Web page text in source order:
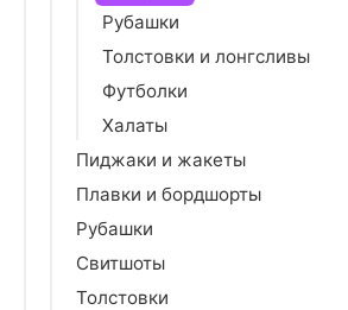
Рубашки
Толстовки и лонгсливы
Футболки
Халаты
Пиджаки и жакеты
Плавки и бордшорты
Рубашки
Свитшоты
Толстовки